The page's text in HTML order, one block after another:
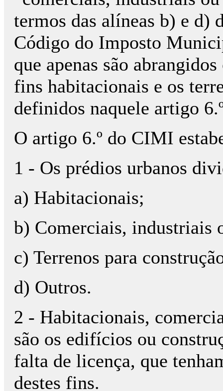
termos das alíneas b) e
Código do Imposto
que apenas são
fins habitacionais e os
definidos naquele artigo
O artigo 6.º do CIMI
1 - Os prédios urbanos
a) Habitacionais;
b) Comerciais, industriais
c) Terrenos para
d) Outros.
2 - Habitacionais,
são os edifícios ou
falta de licença, que
destes fins.